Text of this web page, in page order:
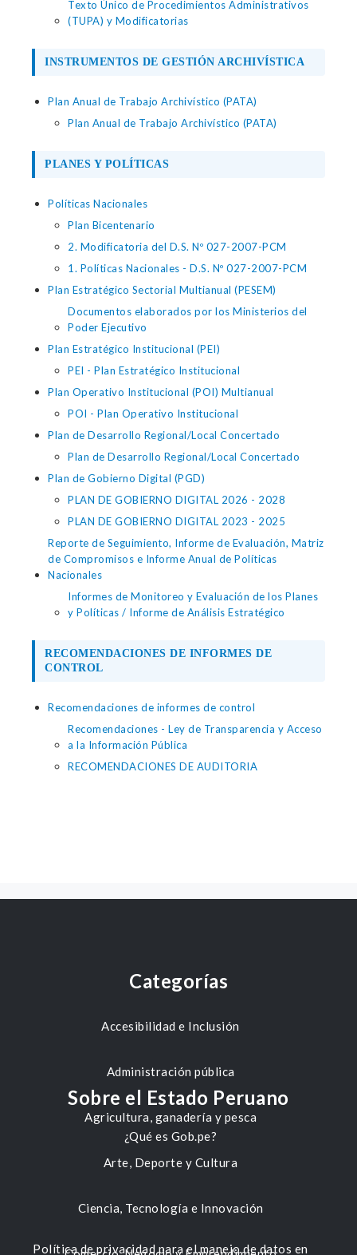
Texto Único de Procedimientos Administrativos
(TUPA) y Modificatorias
INSTRUMENTOS DE GESTIÓN ARCHIVÍSTICA
Plan Anual de Trabajo Archivístico (PATA)
Plan Anual de Trabajo Archivístico (PATA)
PLANES Y POLÍTICAS
Políticas Nacionales
Plan Bicentenario
2. Modificatoria del D.S. Nº 027-2007-PCM
1. Políticas Nacionales - D.S. Nº 027-2007-PCM
Plan Estratégico Sectorial Multianual (PESEM)
Documentos elaborados por los Ministerios del
Poder Ejecutivo
Plan Estratégico Institucional (PEI)
PEI - Plan Estratégico Institucional
Plan Operativo Institucional (POI) Multianual
POI - Plan Operativo Institucional
Plan de Desarrollo Regional/Local Concertado
Plan de Desarrollo Regional/Local Concertado
Plan de Gobierno Digital (PGD)
PLAN DE GOBIERNO DIGITAL 2026 - 2028
PLAN DE GOBIERNO DIGITAL 2023 - 2025
Reporte de Seguimiento, Informe de Evaluación, Matriz
de Compromisos e Informe Anual de Políticas
Nacionales
Informes de Monitoreo y Evaluación de los Planes
y Políticas / Informe de Análisis Estratégico
RECOMENDACIONES DE INFORMES DE
CONTROL
Recomendaciones de informes de control
Recomendaciones - Ley de Transparencia y Acceso
a la Información Pública
RECOMENDACIONES DE AUDITORIA
Categorías
Accesibilidad e Inclusión
Administración pública
Agricultura, ganadería y pesca
Arte, Deporte y Cultura
Ciencia, Tecnología e Innovación
Sobre el Estado Peruano
¿Qué es Gob.pe?
Política de privacidad para el manejo de datos en